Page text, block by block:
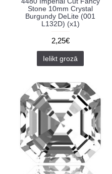
Stone 10mm Crystal
Burgundy DeLite (001
L132D) (x1)
2,25€
Ielikt grozā